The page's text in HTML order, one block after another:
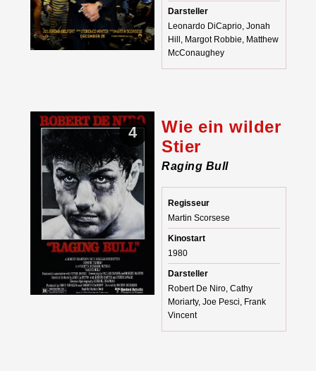
Darsteller
Leonardo DiCaprio, Jonah
Hill, Margot Robbie, Matthew
McConaughey
4
Wie ein wilder
Stier
Raging Bull
Regisseur
Martin Scorsese
Kinostart
1980
Darsteller
Robert De Niro, Cathy
Moriarty, Joe Pesci, Frank
Vincent